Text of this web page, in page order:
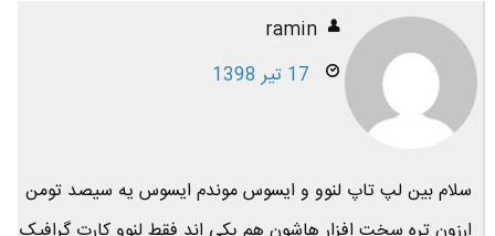
ramin
17 تیر 1398
سلام بین لپ تاپ لنوو و ایسوس موندم ایسوس یه سیصد تومن